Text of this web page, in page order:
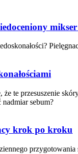
te przesuszenie
sebum?
krok po kroku